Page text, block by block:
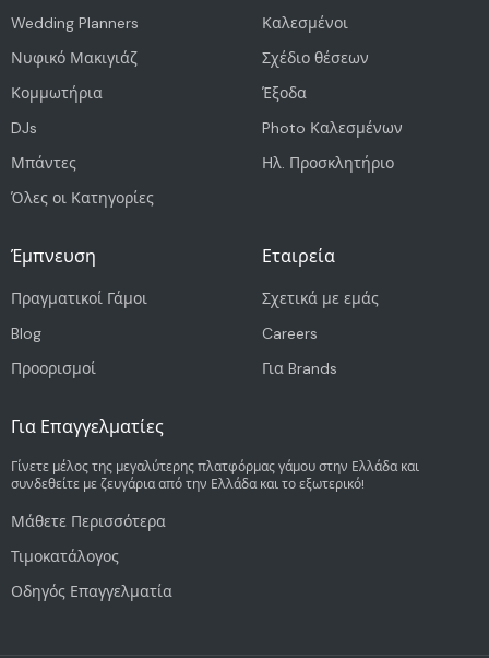
Wedding Planners
Νυφικό Μακιγιάζ
Κομμωτήρια
DJs
Μπάντες
Όλες οι Κατηγορίες
Καλεσμένοι
Σχέδιο θέσεων
Έξοδα
Photo Καλεσμένων
Ηλ. Προσκλητήριο
Έμπνευση
Πραγματικοί Γάμοι
Blog
Προορισμοί
Εταιρεία
Σχετικά με εμάς
Careers
Για Brands
Για Επαγγελματίες
Γίνετε μέλος της μεγαλύτερης πλατφόρμας γάμου στην Ελλάδα και
συνδεθείτε με ζευγάρια από την Ελλάδα και το εξωτερικό!
Μάθετε Περισσότερα
Τιμοκατάλογος
Οδηγός Επαγγελματία